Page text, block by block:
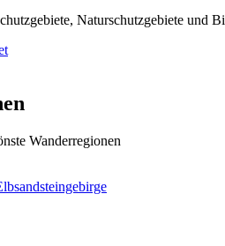
Naturschutzgebiete und
Wanderregionen